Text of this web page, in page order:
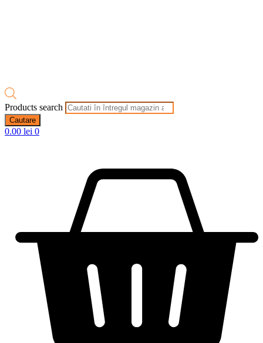
Products search
Cautare
0.00 lei 0